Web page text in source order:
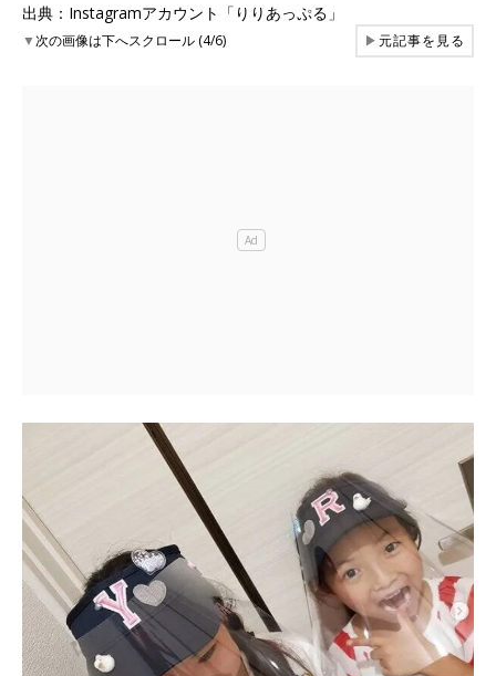
出典：Instagramアカウント「りりあっぷる」
▼次の画像は下へスクロール (4/6) ▶元記事を見る